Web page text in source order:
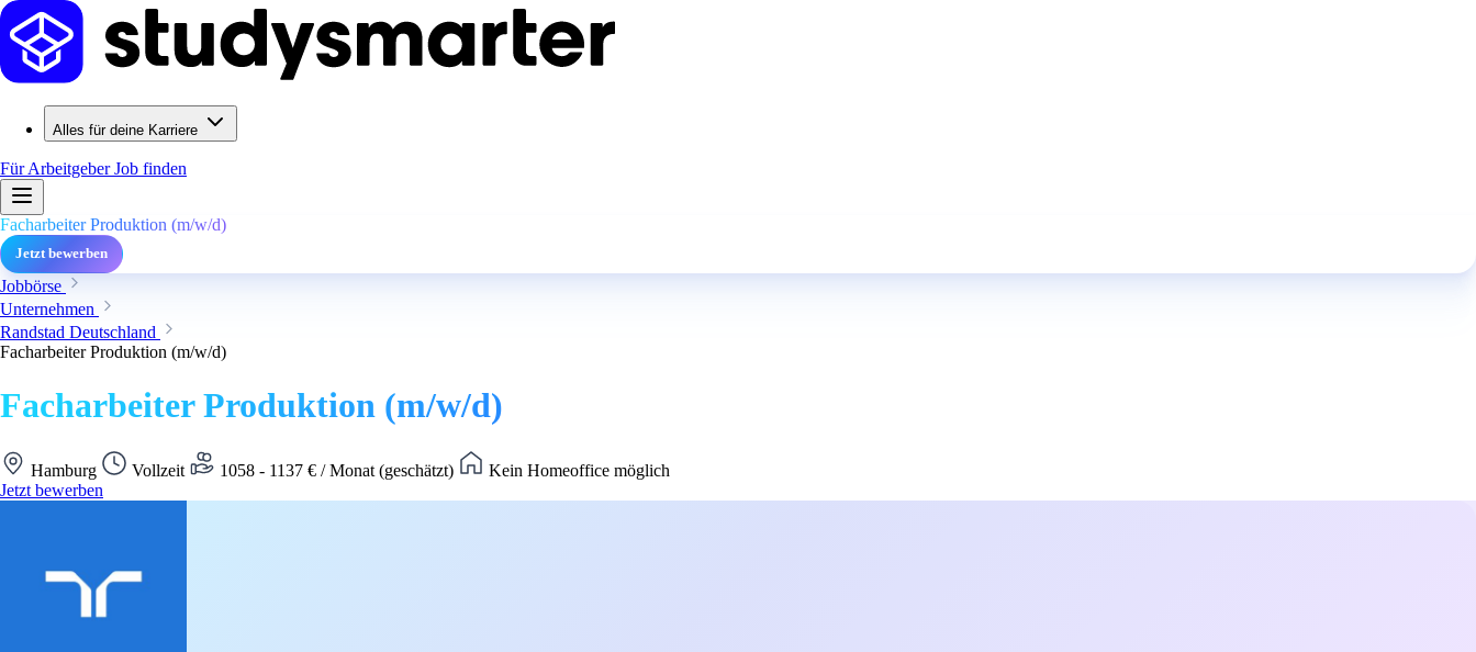
Alles für deine Karriere
Für ArbeitgeberJob finden
Facharbeiter Produktion (m/w/d)
Jetzt bewerben
Jobbörse
Unternehmen
Randstad Deutschland
Facharbeiter Produktion (m/w/d)
Facharbeiter Produktion (m/w/d)
Hamburg Vollzeit 1058 - 1137 € / Monat (geschätzt)
Kein Homeoffice möglich
Jetzt bewerben